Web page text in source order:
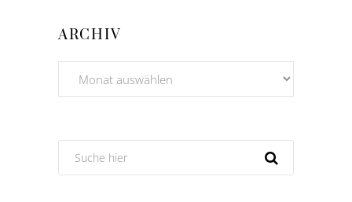
ARCHIV
Archiv